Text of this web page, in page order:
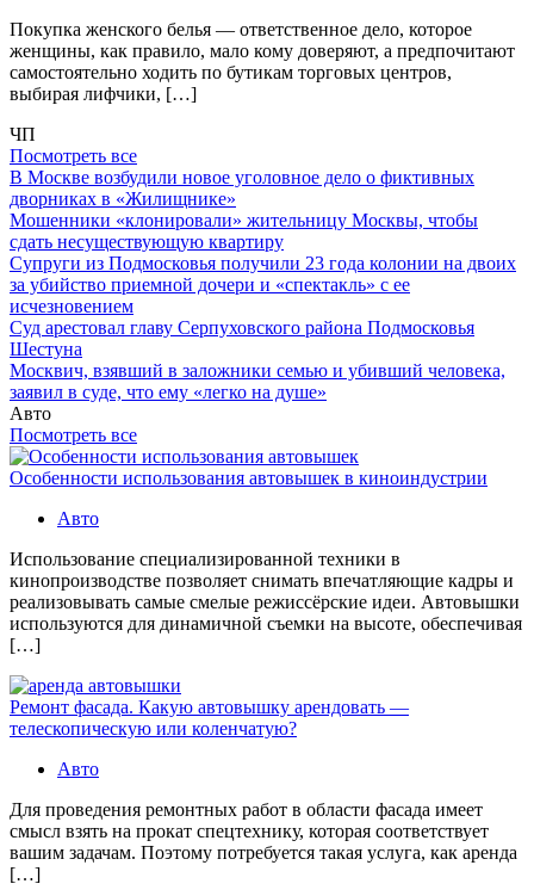
Покупка женского белья — ответственное дело, которое
женщины, как правило, мало кому доверяют, а предпочитают
самостоятельно ходить по бутикам торговых центров,
выбирая лифчики, […]
ЧП
Посмотреть все
В Москве возбудили новое уголовное дело о фиктивных
дворниках в «Жилищнике»
Мошенники «клонировали» жительницу Москвы, чтобы
сдать несуществующую квартиру
Супруги из Подмосковья получили 23 года колонии на двоих
за убийство приемной дочери и «спектакль» с ее
исчезновением
Суд арестовал главу Серпуховского района Подмосковья
Шестуна
Москвич, взявший в заложники семью и убивший человека,
заявил в суде, что ему «легко на душе»
Авто
Посмотреть все
Особенности использования автовышек в киноиндустрии
Авто
Использование специализированной техники в
кинопроизводстве позволяет снимать впечатляющие кадры и
реализовывать самые смелые режиссёрские идеи. Автовышки
используются для динамичной съемки на высоте, обеспечивая
[…]
Ремонт фасада. Какую автовышку арендовать —
телескопическую или коленчатую?
Авто
Для проведения ремонтных работ в области фасада имеет
смысл взять на прокат спецтехнику, которая соответствует
вашим задачам. Поэтому потребуется такая услуга, как аренда
[…]